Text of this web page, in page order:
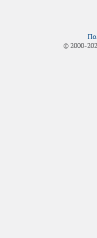
© 2000-